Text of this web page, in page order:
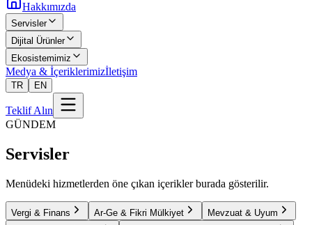
Hakkımızda
Servisler
Dijital Ürünler
Ekosistemimiz
Medya & İçeriklerimizİletişim
TR EN
Teklif Alın
GÜNDEM
Servisler
Menüdeki hizmetlerden öne çıkan içerikler burada gösterilir.
Vergi & Finans Ar-Ge & Fikri Mülkiyet
Mevzuat & Uyum